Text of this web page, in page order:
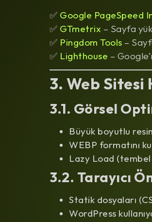
✅ Google PageSpeed
✅ GTmetrix – Sayfa
✅ Pingdom Tools –
✅ Lighthouse –
3. Web Sitesi
3.1. Görsel
Büyük boyutlu
WEBP formatını
Lazy Load (tembel
3.2. Tarayıcı
Statik dosyaları
WordPress